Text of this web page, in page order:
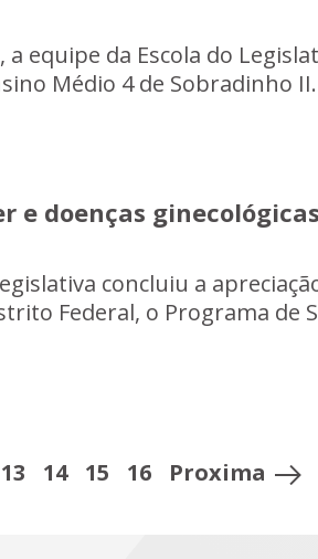
equipe da Escola do
Médio 4 de Sobradinho II.
e doenças
concluiu a
Federal, o Programa de
13 14 15 16 Proxima